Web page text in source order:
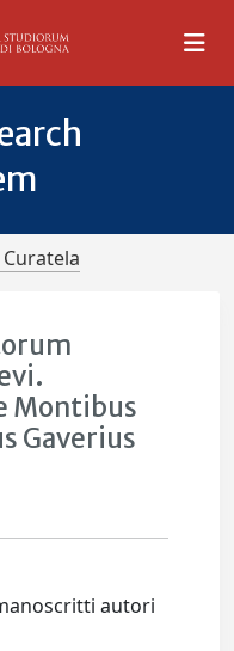
Montibus
Gaverius
autori